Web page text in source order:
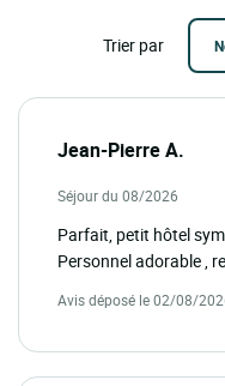
Trier par
Jean-Pierre A.
Séjour du 08/2026
Parfait, petit hôtel
Personnel adorable ,
Avis déposé le 02/08/